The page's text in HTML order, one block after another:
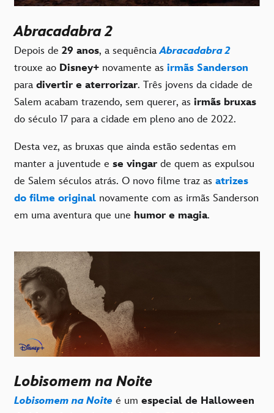
Abracadabra 2
Depois de 29 anos, a sequênciaAbracadabra 2
trouxe ao Disney+ novamente as irmãs Sanderson
para divertir e aterrorizar. Três jovens da cidade de
Salem acabam trazendo, sem querer, as irmãs bruxas
do século 17 para a cidade em pleno ano de 2022.
Desta vez, as bruxas que ainda estão sedentas em
manter a juventude e se vingar de quem as expulsou
de Salem séculos atrás. O novo filme traz as atrizes
do filme original novamente com as irmãs Sanderson
em uma aventura que une humor e magia.
Lobisomem na Noite
Lobisomem na Noite é um especial de Halloween